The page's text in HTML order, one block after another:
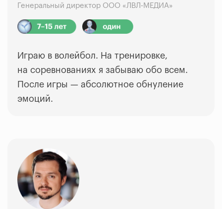
Генеральный директор ООО «ЛВЛ-МЕДИА»
Играю в волейбол. На тренировке,
на соревнованиях я забываю обо всем.
После игры — абсолютное обнуление
эмоций.